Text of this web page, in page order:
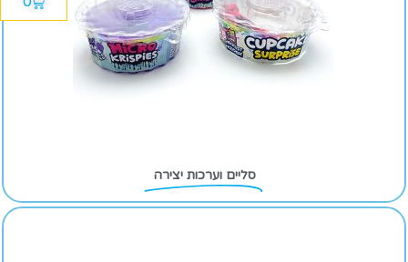
סליים וערכות יצירה